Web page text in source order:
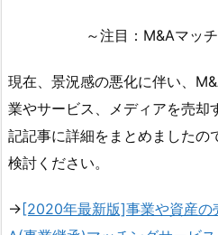
～注目：M&Aマッ
現在、景況感の悪化に伴い、
業やサービス、メディアを売却
記記事に詳細をまとめましたの
検討ください。
→[2020年最新版]事業や資産の